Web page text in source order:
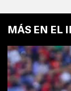
MÁS EN EL